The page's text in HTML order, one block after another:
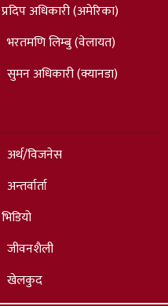
प्रदिप अधिकारी (अमेरिका)
भरतमणि लिम्बु (वेलायत)
सुमन अधिकारी (क्यानडा)
अर्थ/विजनेस
अन्तर्वार्ता
भिडियो
जीवनशैली
खेलकुद